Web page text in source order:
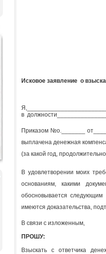
Исковое заявление о
в
Приказом №о._______
выплачена денежная
(за какой год,
В удовлетворении моих
основаниям, какими
обосновывается
имеются доказательства,
В связи с изложенным,
ПРОШУ:
Взыскать с ответчика